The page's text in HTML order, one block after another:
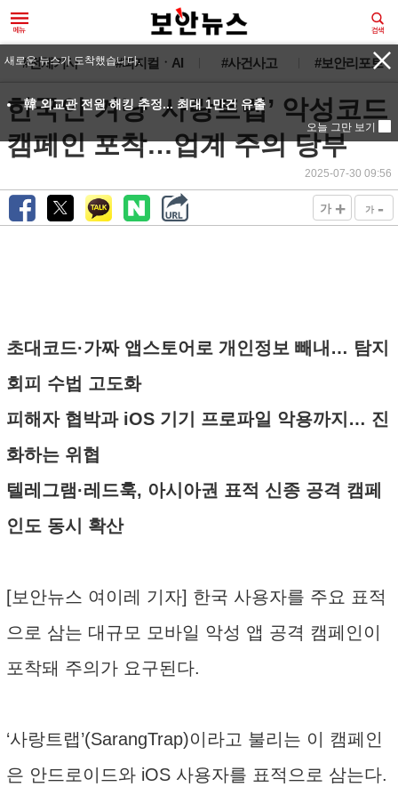
#전체기사 #피지컬ㆍAI #사건사고 #보안리포트
한국인 겨냥 ‘사랑트랩’ 악성코드
캠페인 포착…업계 주의 당부
2025-07-30 09:56
가 + 가 -
초대코드·가짜 앱스토어로 개인정보 빼내… 탐지
회피 수법 고도화
피해자 협박과 iOS 기기 프로파일 악용까지… 진
화하는 위협
텔레그램·레드훅, 아시아권 표적 신종 공격 캠페
인도 동시 확산
[보안뉴스 여이레 기자] 한국 사용자를 주요 표적
으로 삼는 대규모 모바일 악성 앱 공격 캠페인이
포착돼 주의가 요구된다.
‘사랑트랩’(SarangTrap)이라고 불리는 이 캠페인
은 안드로이드와 iOS 사용자를 표적으로 삼는다.
새로운 뉴스가 도착했습니다.
韓 외교관 전원 해킹 추정... 최대 1만건 유출
오늘 그만 보기